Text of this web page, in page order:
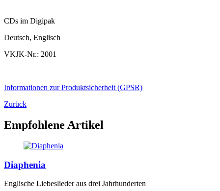
CDs im Digipak
Deutsch, Englisch
VKJK-Nr.: 2001
Informationen zur Produktsicherheit (GPSR)
Zurück
Empfohlene Artikel
Diaphenia
Englische Liebeslieder aus drei Jahrhunderten